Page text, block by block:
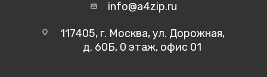
info@a4zip.ru
117405, г. Москва, ул. Дорожная,
д. 60Б, 0 этаж, офис 01